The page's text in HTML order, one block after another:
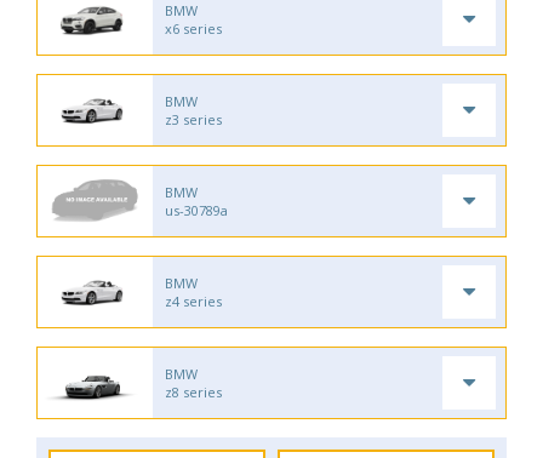
BMW
x6 series
BMW
z3 series
BMW
us-30789a
BMW
z4 series
BMW
z8 series